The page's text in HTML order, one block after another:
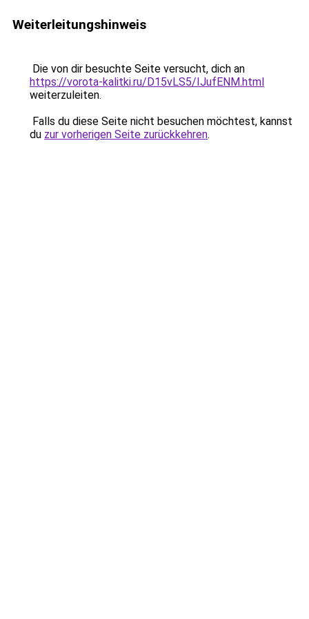
Weiterleitungshinweis
Die von dir besuchte Seite versucht, dich an
https://vorota-kalitki.ru/D15vLS5/IJufENM.html
weiterzuleiten.
Falls du diese Seite nicht besuchen möchtest, kannst
du zur vorherigen Seite zurückkehren.